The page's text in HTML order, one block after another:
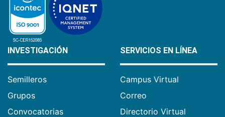
INVESTIGACIÓN
Semilleros
Grupos
Convocatorias
SERVICIOS EN LÍNEA
Campus Virtual
Correo
Directorio Virtual